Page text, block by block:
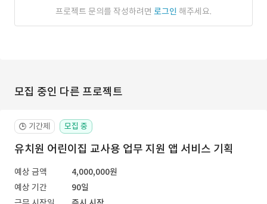
프로젝트 문의를 작성하려면 로그인 해주세요.
모집 중인 다른 프로젝트
🕒 기간제 모집 중
유치원 어린이집 교사용 업무 지원 앱 서비스 기획
예상 금액
4,000,000원
예상 기간
90일